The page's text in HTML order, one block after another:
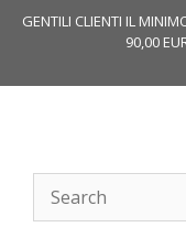
GENTILI CLIENTI IL
90,00